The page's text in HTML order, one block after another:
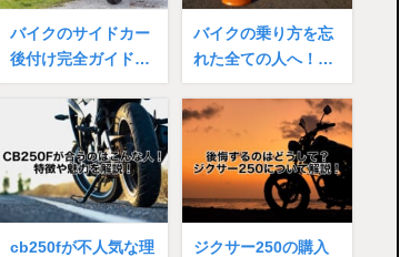
バイクのサイドカー
後付け完全ガイド…
バイクの乗り方を忘
れた全ての人へ！…
cb250fが不人気な理
ジクサー250の購入